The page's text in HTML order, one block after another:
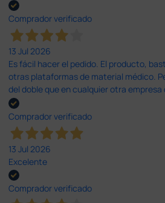
Comprador verificado
13 Jul 2026
Es fácil hacer el pedido. El producto,
otras plataformas de material médico.
del doble que en cualquier otra empresa
Comprador verificado
13 Jul 2026
Excelente
Comprador verificado